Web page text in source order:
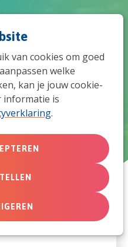
van cookies om goed
welke
kan je jouw cookie-
informatie is
.
naar
de